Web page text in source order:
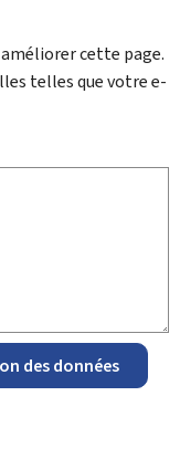
cette page.
telles que votre e-
des données